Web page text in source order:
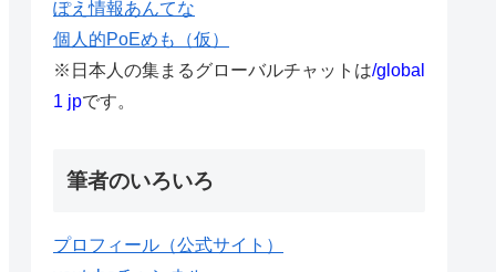
ぽえ情報あんてな
個人的PoEめも（仮）
※日本人の集まるグローバルチャットは/global
1 jpです。
筆者のいろいろ
プロフィール（公式サイト）